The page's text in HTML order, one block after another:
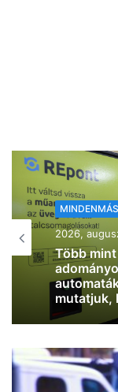
MINDENMÁS
2026,
Szegeden